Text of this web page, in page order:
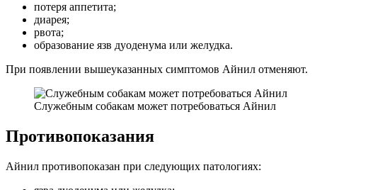
потеря аппетита;
диарея;
рвота;
образование язв дуоденума или желудка.
При появлении вышеуказанных симптомов Айнил отменяют.
Служебным собакам может потребоваться Айнил
Противопоказания
Айнил противопоказан при следующих патологиях: